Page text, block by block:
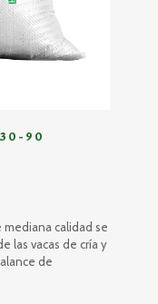
90
calidad se
las vacas de cría y
de